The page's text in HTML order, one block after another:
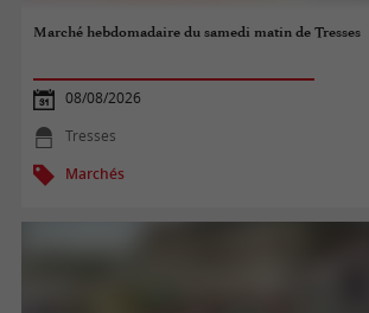
Marché hebdomadaire du samedi matin de Tresses
08/08/2026
Tresses
Marchés